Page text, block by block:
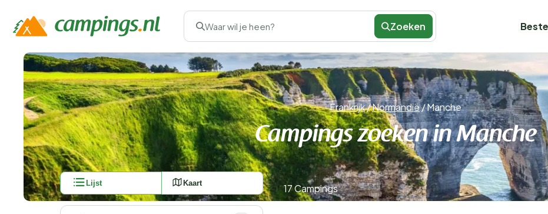
Waar wil je heen? Zoeken
Frankrijk/Normandië/Manche
Campings zoeken in Manche
Lijst Kaart 17 Campings